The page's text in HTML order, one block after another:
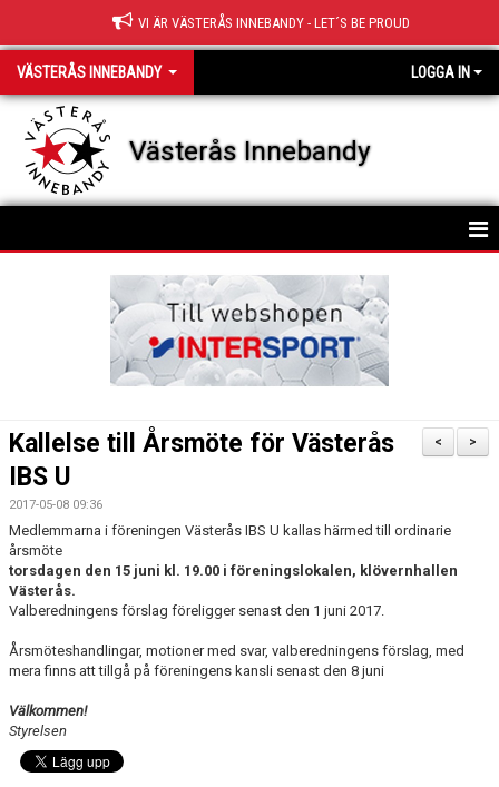
VI ÄR VÄSTERÅS INNEBANDY - LET´S BE PROUD
VÄSTERÅS INNEBANDY LOGGA IN
Västerås Innebandy
KLUBBFAKTA
POLICYS
NYHETER
FÖRMÅNER
KALENDER UNGDOM
MATCHER DAM
>
<
Kallelse till Årsmöte för Västerås
IBS U
2017-05-08 09:36
Medlemmarna i föreningen Västerås IBS U kallas härmed till ordinarie
årsmöte
torsdagen den 15 juni kl. 19.00 i föreningslokalen, klövernhallen
Västerås.
Valberedningens förslag föreligger senast den 1 juni 2017.
Årsmöteshandlingar, motioner med svar, valberedningens förslag, med
mera finns att tillgå på föreningens kansli senast den 8 juni
Välkommen!
Styrelsen